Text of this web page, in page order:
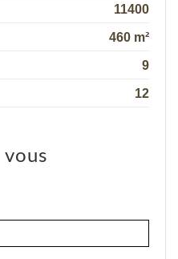
11400
460 m²
9
12